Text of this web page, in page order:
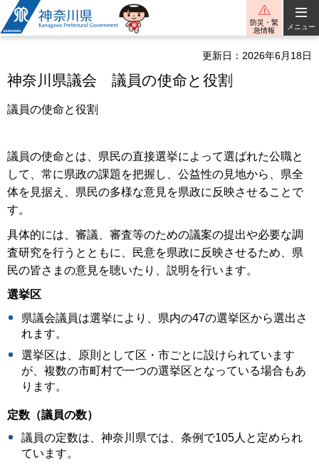
神奈川県
防災・緊
急情報
メニュー
更新日：2026年6月18日
神奈川県議会 議員の使命と役割
議員の使命と役割
議員の使命とは、県民の直接選挙によって選ばれた公職と
して、常に県政の課題を把握し、公益性の見地から、県全
体を見据え、県民の多様な意見を県政に反映させることで
す。
具体的には、審議、審査等のための議案の提出や必要な調
査研究を行うとともに、民意を県政に反映させるため、県
民の皆さまの意見を聴いたり、説明を行います。
選挙区
県議会議員は選挙により、県内の47の選挙区から選出さ
れます。
選挙区は、原則として区・市ごとに設けられています
が、複数の市町村で一つの選挙区となっている場合もあ
ります。
定数（議員の数）
議員の定数は、神奈川県では、条例で105人と定められ
ています。